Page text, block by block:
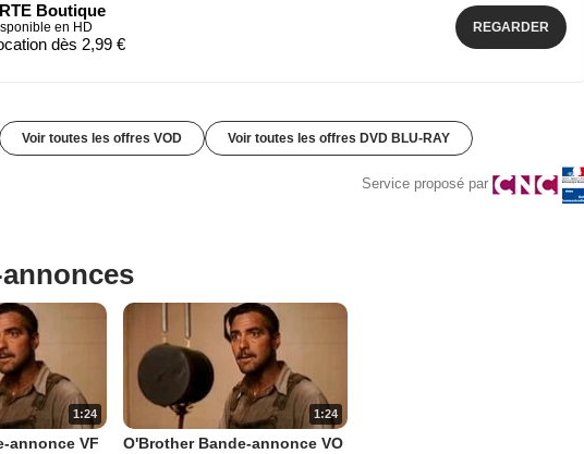
Boutique
en HD
dès 2,99 €
REGARDER
Voir toutes les offres VOD Voir toutes les offres DVD BLU-RAY
Service proposé par
1:24
annonce VF
1:24
O'Brother Bande-annonce VO